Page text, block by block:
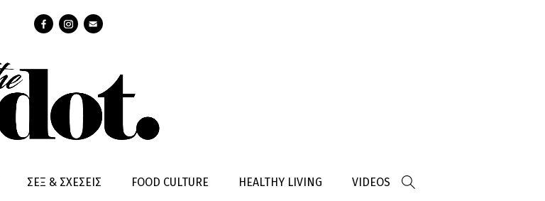
ΣΕΞ & ΣΧΕΣΕΙΣ FOOD CULTURE HEALTHY LIVING VIDEOS